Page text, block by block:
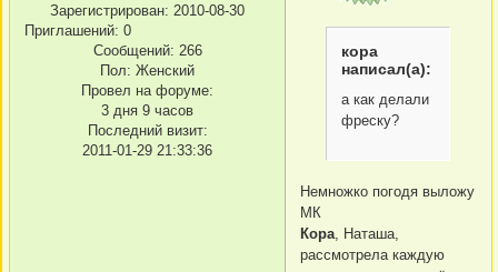
Зарегистрирован: 2010-08-30
Приглашений: 0
Сообщений: 266
Пол: Женский
Провел на форуме:
3 дня 9 часов
Последний визит:
2011-01-29 21:33:36
кора
написал(а):
а как делали
фреску?
Немножко погодя выложу
МК
Кора , Наташа,
рассмотрела каждую